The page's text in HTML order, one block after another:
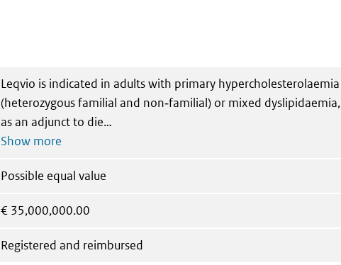
Leqvio is indicated in adults with primary hypercholesterolaemia
(heterozygous familial and non‑familial) or mixed dyslipidaemia,
as an adjunct to die
Possible equal value
€ 35,000,000.00
Registered and reimbursed